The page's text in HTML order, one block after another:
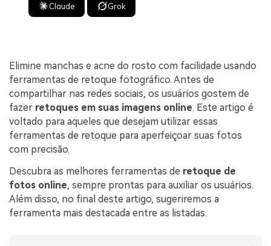
Claude Grok
Elimine manchas e acne do rosto com facilidade usando
ferramentas de retoque fotográfico. Antes de
compartilhar nas redes sociais, os usuários gostem de
fazer retoques em suas imagens online. Este artigo é
voltado para aqueles que desejam utilizar essas
ferramentas de retoque para aperfeiçoar suas fotos
com precisão.
Descubra as melhores ferramentas de retoque de
fotos online, sempre prontas para auxiliar os usuários.
Além disso, no final deste artigo, sugeriremos a
ferramenta mais destacada entre as listadas.